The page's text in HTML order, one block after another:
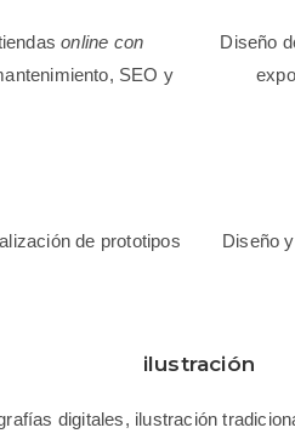
online con
SEO y
Diseño
de prototipos
Diseño
ilustración
digitales, ilustración